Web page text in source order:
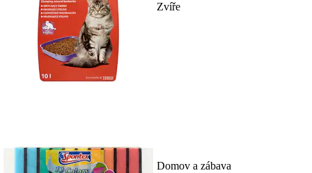
Zvíře
Domov a zábava